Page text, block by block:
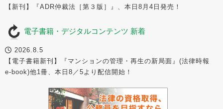
【新刊】『ADR仲裁法［第３版］』、本日8月4日発売！
電子書籍・デジタルコンテンツ 新着
2026.8.5
【電子書籍新刊】『マンションの管理・再生の新局面』(法律時報
e-book)他1冊、本日8／5より配信開始！